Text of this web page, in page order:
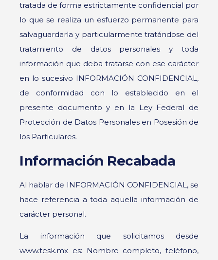
tratada de forma estrictamente confidencial por
lo que se realiza un esfuerzo permanente para
salvaguardarla y particularmente tratándose del
tratamiento de datos personales y toda
información que deba tratarse con ese carácter
en lo sucesivo INFORMACIÓN CONFIDENCIAL,
de conformidad con lo establecido en el
presente documento y en la Ley Federal de
Protección de Datos Personales en Posesión de
los Particulares.
Información Recabada
Al hablar de INFORMACIÓN CONFIDENCIAL, se
hace referencia a toda aquella información de
carácter personal.
La información que solicitamos desde
www.tesk.mx es: Nombre completo, teléfono,